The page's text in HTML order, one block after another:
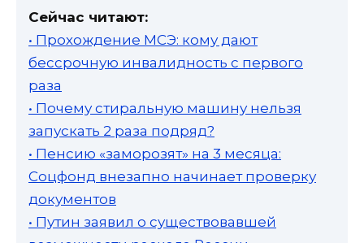
Сейчас читают:
• Прохождение МСЭ: кому дают
бессрочную инвалидность с первого
раза
• Почему стиральную машину нельзя
запускать 2 раза подряд?
• Пенсию «заморозят» на 3 месяца:
Соцфонд внезапно начинает проверку
документов
• Путин заявил о существовавшей